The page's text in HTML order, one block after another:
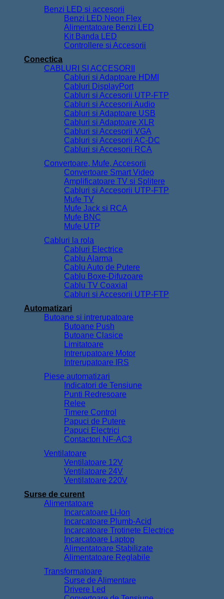
Benzi LED si accesorii
Benzi LED Neon Flex
Alimentatoare Benzi LED
Kit Banda LED
Controllere si Accesorii
Conectica
CABLURI SI ACCESORII
Cabluri si Adaptoare HDMI
Cabluri DisplayPort
Cabluri si Accesorii UTP-FTP
Cabluri si Accesorii Audio
Cabluri si Adaptoare USB
Cabluri si Adaptoare XLR
Cabluri si Accesorii VGA
Cabluri si Accesorii AC-DC
Cabluri si Accesorii RCA
Convertoare, Mufe, Accesorii
Convertoare Smart Video
Amplificatoare TV si Splitere
Cabluri si Accesorii UTP-FTP
Mufe TV
Mufe Jack si RCA
Mufe BNC
Mufe UTP
Cabluri la rola
Cabluri Electrice
Cablu Alarma
Cablu Auto de Putere
Cablu Boxe-Difuzoare
Cablu TV Coaxial
Cabluri si Accesorii UTP-FTP
Automatizari
Butoane si intrerupatoare
Butoane Push
Butoane Clasice
Limitatoare
Intrerupatoare Motor
Intrerupatoare IRS
Piese automatizari
Indicatori de Tensiune
Punti Redresoare
Relee
Timere Control
Papuci de Putere
Papuci Electrici
Contactori NF-AC3
Ventilatoare
Ventilatoare 12V
Ventilatoare 24V
Ventilatoare 220V
Surse de curent
Alimentatoare
Incarcatoare Li-Ion
Incarcatoare Plumb-Acid
Incarcatoare Trotinete Electrice
Incarcatoare Laptop
Alimentatoare Stabilizate
Alimentatoare Reglabile
Transformatoare
Surse de Alimentare
Drivere Led